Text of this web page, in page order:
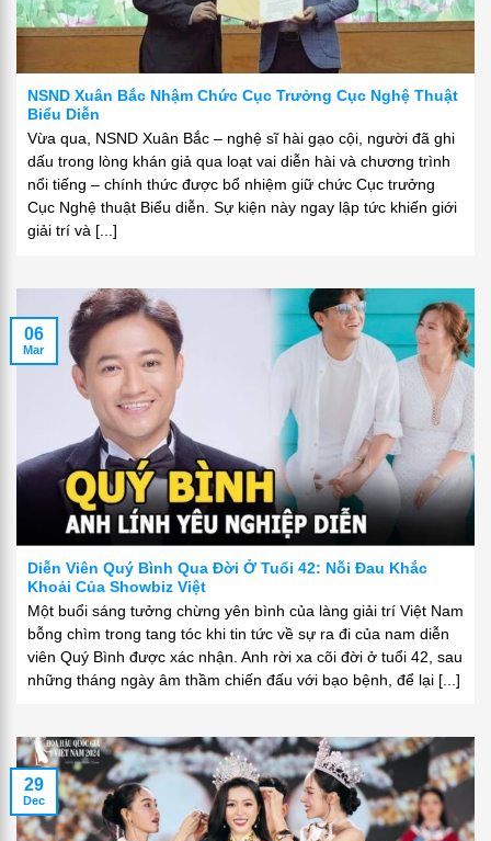
NSND Xuân Bắc Nhậm Chức Cục Trưởng Cục Nghệ Thuật
Biểu Diễn
Vừa qua, NSND Xuân Bắc – nghệ sĩ hài gạo cội, người đã ghi
dấu trong lòng khán giả qua loạt vai diễn hài và chương trình
nổi tiếng – chính thức được bổ nhiệm giữ chức Cục trưởng
Cục Nghệ thuật Biểu diễn. Sự kiện này ngay lập tức khiến giới
giải trí và [...]
Diễn Viên Quý Bình Qua Đời Ở Tuổi 42: Nỗi Đau Khắc
Khoải Của Showbiz Việt
Một buổi sáng tưởng chừng yên bình của làng giải trí Việt Nam
bỗng chìm trong tang tóc khi tin tức về sự ra đi của nam diễn
viên Quý Bình được xác nhận. Anh rời xa cõi đời ở tuổi 42, sau
những tháng ngày âm thầm chiến đấu với bạo bệnh, để lại [...]
06
Mar
29
Dec